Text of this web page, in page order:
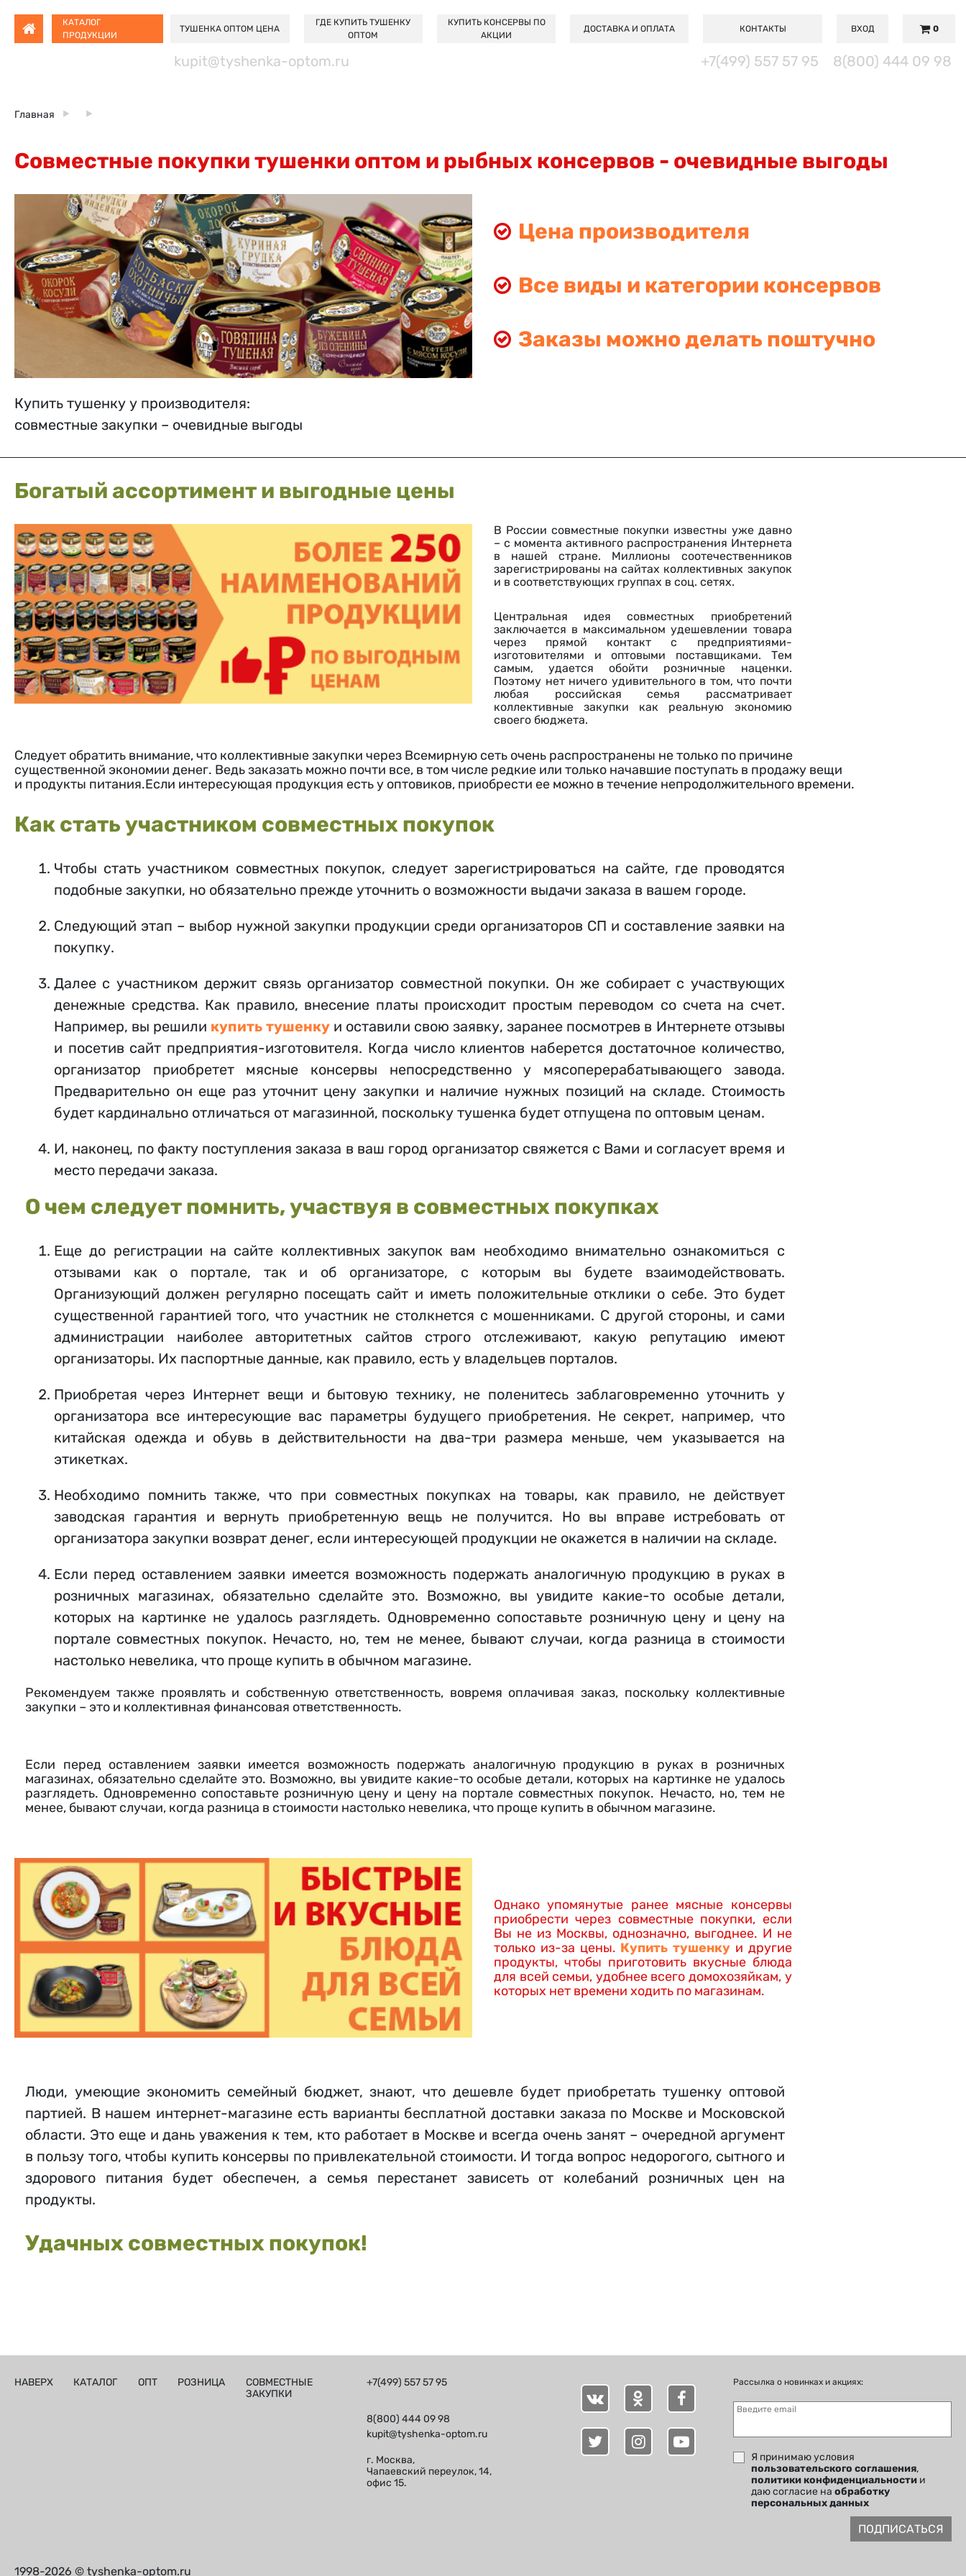
КАТАЛОГ
ПРОДУКЦИИ
ТУШЕНКА ОПТОМ ЦЕНА
ГДЕ КУПИТЬ ТУШЕНКУ
ОПТОМ
КУПИТЬ КОНСЕРВЫ ПО
АКЦИИ
ДОСТАВКА И ОПЛАТА КОНТАКТЫ ВХОД 0
kupit@tyshenka-optom.ru +7(499) 557 57 95 8(800) 444 09 98
Главная
Совместные покупки тушенки оптом и рыбных консервов - очевидные выгоды
Цена производителя
Все виды и категории консервов
Заказы можно делать поштучно
Купить тушенку у производителя:
совместные закупки – очевидные выгоды
Богатый ассортимент и выгодные цены
В России совместные покупки известны уже давно
– с момента активного распространения Интернета
в нашей стране. Миллионы соотечественников
зарегистрированы на сайтах коллективных закупок
и в соответствующих группах в соц. сетях.
Центральная идея совместных приобретений
заключается в максимальном удешевлении товара
через прямой контакт с предприятиями-
изготовителями и оптовыми поставщиками. Тем
самым, удается обойти розничные наценки.
Поэтому нет ничего удивительного в том, что почти
любая российская семья рассматривает
коллективные закупки как реальную экономию
своего бюджета.
Следует обратить внимание, что коллективные закупки через Всемирную сеть очень распространены не только по причине
существенной экономии денег. Ведь заказать можно почти все, в том числе редкие или только начавшие поступать в продажу вещи
и продукты питания.Если интересующая продукция есть у оптовиков, приобрести ее можно в течение непродолжительного времени.
Как стать участником совместных покупок
Чтобы стать участником совместных покупок, следует зарегистрироваться на сайте, где проводятся
подобные закупки, но обязательно прежде уточнить о возможности выдачи заказа в вашем городе.
Следующий этап – выбор нужной закупки продукции среди организаторов СП и составление заявки на
покупку.
Далее с участником держит связь организатор совместной покупки. Он же собирает с участвующих
денежные средства. Как правило, внесение платы происходит простым переводом со счета на счет.
Например, вы решили купить тушенкуи оставили свою заявку, заранее посмотрев в Интернете отзывы
и посетив сайт предприятия-изготовителя. Когда число клиентов наберется достаточное количество,
организатор приобретет мясные консервы непосредственно у мясоперерабатывающего завода.
Предварительно он еще раз уточнит цену закупки и наличие нужных позиций на складе. Стоимость
будет кардинально отличаться от магазинной, поскольку тушенка будет отпущена по оптовым ценам.
И, наконец, по факту поступления заказа в ваш город организатор свяжется с Вами и согласует время и
место передачи заказа.
О чем следует помнить, участвуя в совместных покупках
Еще до регистрации на сайте коллективных закупок вам необходимо внимательно ознакомиться с
отзывами как о портале, так и об организаторе, с которым вы будете взаимодействовать.
Организующий должен регулярно посещать сайт и иметь положительные отклики о себе. Это будет
существенной гарантией того, что участник не столкнется с мошенниками. С другой стороны, и сами
администрации наиболее авторитетных сайтов строго отслеживают, какую репутацию имеют
организаторы. Их паспортные данные, как правило, есть у владельцев порталов.
Приобретая через Интернет вещи и бытовую технику, не поленитесь заблаговременно уточнить у
организатора все интересующие вас параметры будущего приобретения. Не секрет, например, что
китайская одежда и обувь в действительности на два-три размера меньше, чем указывается на
этикетках.
Необходимо помнить также, что при совместных покупках на товары, как правило, не действует
заводская гарантия и вернуть приобретенную вещь не получится. Но вы вправе истребовать от
организатора закупки возврат денег, если интересующей продукции не окажется в наличии на складе.
Если перед оставлением заявки имеется возможность подержать аналогичную продукцию в руках в
розничных магазинах, обязательно сделайте это. Возможно, вы увидите какие-то особые детали,
которых на картинке не удалось разглядеть. Одновременно сопоставьте розничную цену и цену на
портале совместных покупок. Нечасто, но, тем не менее, бывают случаи, когда разница в стоимости
настолько невелика, что проще купить в обычном магазине.
Рекомендуем также проявлять и собственную ответственность, вовремя оплачивая заказ, поскольку коллективные
закупки – это и коллективная финансовая ответственность.
Если перед оставлением заявки имеется возможность подержать аналогичную продукцию в руках в розничных
магазинах, обязательно сделайте это. Возможно, вы увидите какие-то особые детали, которых на картинке не удалось
разглядеть. Одновременно сопоставьте розничную цену и цену на портале совместных покупок. Нечасто, но, тем не
менее, бывают случаи, когда разница в стоимости настолько невелика, что проще купить в обычном магазине.
Однако упомянутые ранее мясные консервы
приобрести через совместные покупки, если
Вы не из Москвы, однозначно, выгоднее. И не
только из-за цены. Купить тушенку и другие
продукты, чтобы приготовить вкусные блюда
для всей семьи, удобнее всего домохозяйкам, у
которых нет времени ходить по магазинам.
Люди, умеющие экономить семейный бюджет, знают, что дешевле будет приобретать тушенку оптовой
партией. В нашем интернет-магазине есть варианты бесплатной доставки заказа по Москве и Московской
области. Это еще и дань уважения к тем, кто работает в Москве и всегда очень занят – очередной аргумент
в пользу того, чтобы купить консервы по привлекательной стоимости. И тогда вопрос недорогого, сытного и
здорового питания будет обеспечен, а семья перестанет зависеть от колебаний розничных цен на
продукты.
Удачных совместных покупок!
НАВЕРХ КАТАЛОГ ОПТ РОЗНИЦА
СОВМЕСТНЫЕ
ЗАКУПКИ
+7(499) 557 57 95
8(800) 444 09 98
kupit@tyshenka-optom.ru
г. Москва,
Чапаевский переулок, 14,
офис 15.
Рассылка о новинках и акциях:
Введите email
Я принимаю условия
пользовательского соглашения,
политики конфиденциальности и
даю согласие наобработку
персональных данных
ПОДПИСАТЬСЯ
1998-2026 © tyshenka-optom.ru